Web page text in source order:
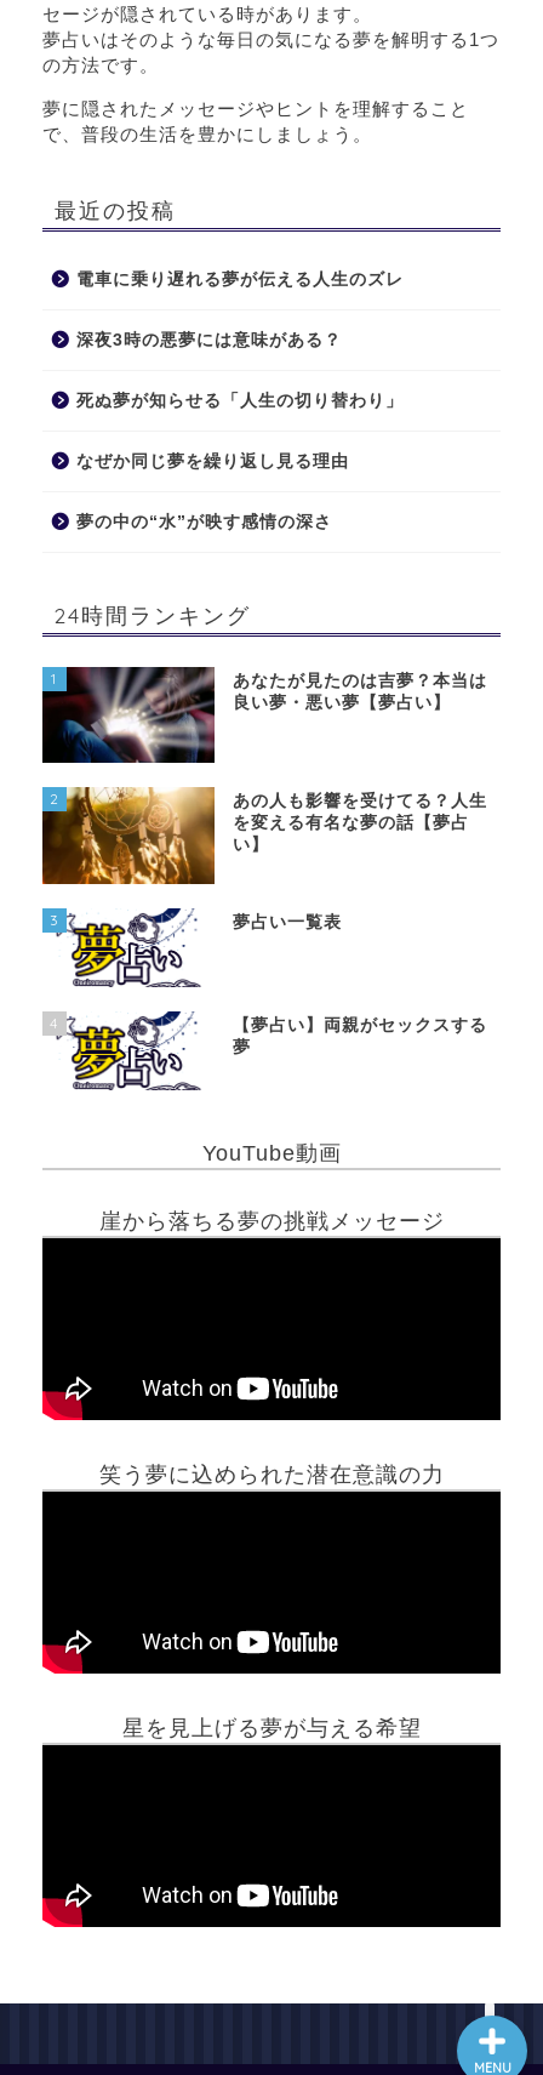
セージが隠されている時があります。
夢占いはそのような毎日の気になる夢を解明する1つ
の方法です。
夢に隠されたメッセージやヒントを理解すること
で、普段の生活を豊かにしましょう。
最近の投稿
電車に乗り遅れる夢が伝える人生のズレ
深夜3時の悪夢には意味がある？
死ぬ夢が知らせる「人生の切り替わり」
なぜか同じ夢を繰り返し見る理由
夢の中の“水”が映す感情の深さ
24時間ランキング
1
あなたが見たのは吉夢？本当は
良い夢・悪い夢【夢占い】
2
あの人も影響を受けてる？人生
を変える有名な夢の話【夢占
い】
3 夢占い一覧表
4
【夢占い】両親がセックスする
夢
YouTube動画
崖から落ちる夢の挑戦メッセージ
笑う夢に込められた潜在意識の力
星を見上げる夢が与える希望
MENU
ホーム
最新記事動画